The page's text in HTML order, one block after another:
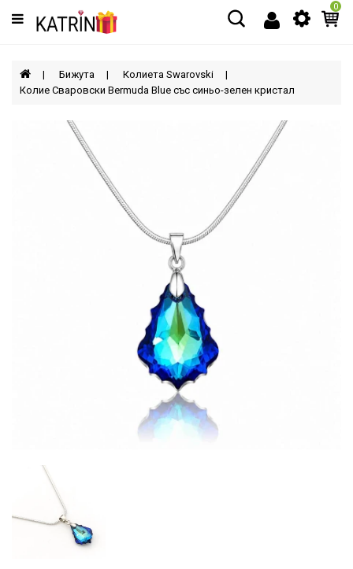
Категории
МЪЖЕ
0
Бижута
Колиета Swarovski
Колие Сваровски Bermuda Blue със синьо-зелен кристал